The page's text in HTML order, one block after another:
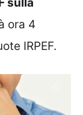
ora 4
IRPEF.